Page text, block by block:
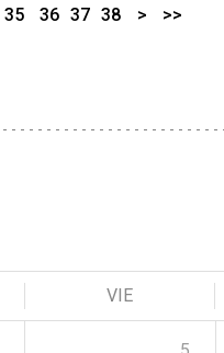
35 36 37 38 > >>
VIE